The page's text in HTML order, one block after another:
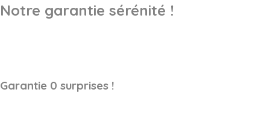
Notre garantie sérénité !
Garantie 0 surprises !